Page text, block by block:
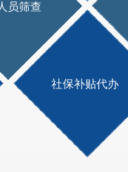
员筛查
社保补贴代办